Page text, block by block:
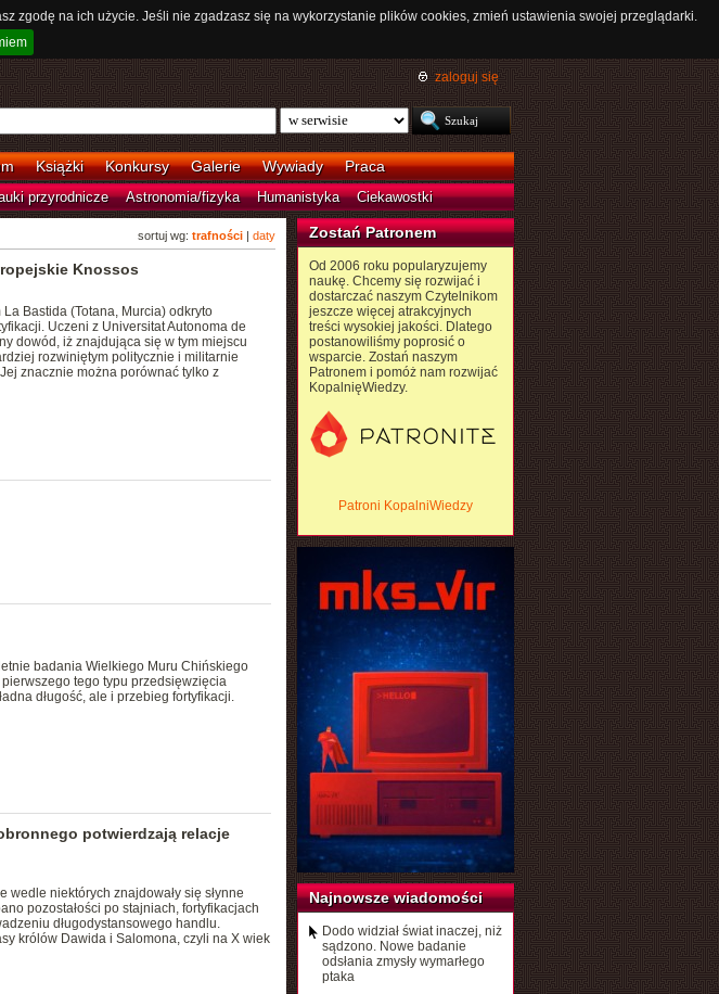
zgodę na ich użycie. Jeśli nie zgadzasz się na wykorzystanie plików cookies, zmień ustawienia swojej przeglądarki.
zaloguj się
Książki Konkursy Galerie Wywiady Praca
przyrodnicze Astronomia/fizyka Humanistyka Ciekawostki
sortuj wg: trafności| daty
Knossos
Bastida (Totana, Murcia) odkryto
Uczeni z Universitat Autonoma de
dowód, iż znajdująca się w tym miejscu
rozwiniętym politycznie i militarnie
znacznie można porównać tylko z
badania Wielkiego Muru Chińskiego
tego typu przedsięwzięcia
długość, ale i przebieg fortyfikacji.
potwierdzają relacje
wedle niektórych znajdowały się słynne
pozostałości po stajniach, fortyfikacjach
długodystansowego handlu.
królów Dawida i Salomona, czyli na X wiek
Zostań Patronem
Od 2006 roku popularyzujemy
naukę. Chcemy się rozwijać i
dostarczać naszym Czytelnikom
jeszcze więcej atrakcyjnych
treści wysokiej jakości. Dlatego
postanowiliśmy poprosić o
wsparcie. Zostań naszym
Patronem i pomóż nam rozwijać
KopalnięWiedzy.
Patroni KopalniWiedzy
Najnowsze wiadomości
Dodo widział świat inaczej, niż
sądzono. Nowe badanie
odsłania zmysły wymarłego
ptaka